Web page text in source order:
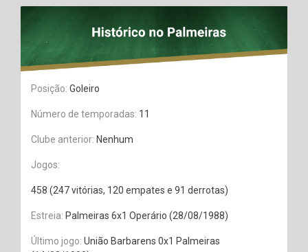
Posição: Goleiro
Número de temporadas: 11
Clube anterior: Nenhum
Jogos:
458 (247 vitórias, 120 empates e 91 derrotas)
Estreia: Palmeiras 6x1 Operário (28/08/1988)
Último jogo: União Barbarens 0x1 Palmeiras